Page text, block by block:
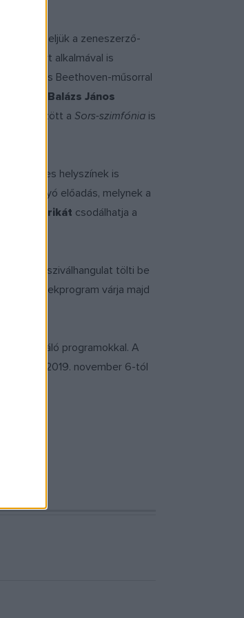
ünnepeljük a zeneszerző-
koncert alkalmával is
kivételes Beethoven-műsorral
Ernő és Balázs János
között a Sors-szimfónia is
helyszínek is
rendhagyó előadás, melynek a
Miklósa Erikát csodálhatja a
tavaszi fesziválhangulat tölti be
és gyerekprogram várja majd
– kiváló programokkal. A
2019. november 6-tól